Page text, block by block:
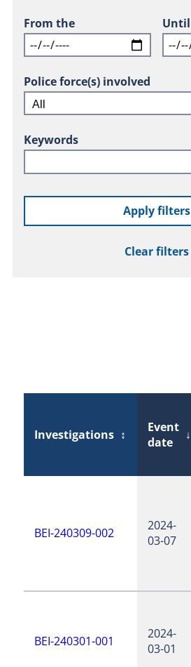
From the Until
Police force(s) involved
Keywords
Apply filters
Clear filters
Investigations ↕
Event
date
↓
BEI-240309-002
2024-
03-07
BEI-240301-001
2024-
03-01